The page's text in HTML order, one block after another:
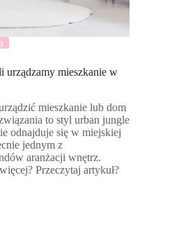
urządzamy mieszkanie w
mieszkanie lub dom
to styl urban jungle
odnajduje się w miejskiej
jednym z
aranżacji wnętrz.
Przeczytaj artykuł?